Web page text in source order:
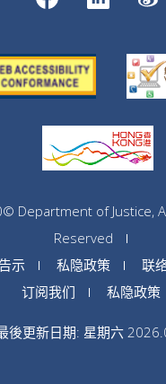
Department of Justice,
Reserved
示
私隐政策
联
订阅我们
私隐政策
後更新日期: 星期六